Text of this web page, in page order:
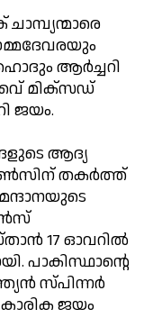
ആര്‍ച്ചറി
മിക്‌സഡ്
ജയം.
ആദ്യ
തകര്‍ത്ത്
17 ഓവറില്‍
പാകിസ്ഥാന്റെ
സ്പിന്നര്‍
ജയം